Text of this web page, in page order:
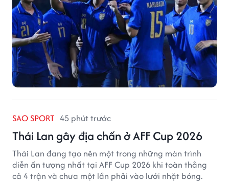
SAO SPORT 45 phút trước
Thái Lan gây địa chấn ở AFF Cup 2026
Thái Lan đang tạo nên một trong những màn trình
diễn ấn tượng nhất tại AFF Cup 2026 khi toàn thắng
cả 4 trận và chưa một lần phải vào lưới nhặt bóng.